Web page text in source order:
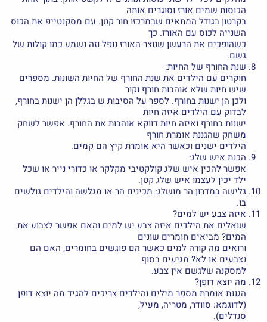
הכוסות שמים אורז וסוגרים אותה
בקרטון בגודל המתאים שבמרכזו חור קטן. עם מסקנטייפ את הכוס
השנייה לכוס עם האורז. כך
כשהופכים את הרעשן שנוצר האורז נופל וזה נשמע כמו קולות של
גשם.
שנת החורף של החיות:
חוקרים עם הילדים את שנת החורף של החיות השונות. מספרים
שיש חיות שלא אוהבות חורף וקור
ולכן הן ישנות בחורף. לספר על הסיבות ש בגללן הן ישנות בחורף,
לבדוק עם הילדים איזה חיות
ישנות בחורף ואיזה חיות דווקא אוהבות את החורף. אפשר לשחק
משחק שהגננת אומרת חורף
הילדים ישנים וכאשר היא אומרת קיץ הם קמים.
הכנת איש שלג:
אפשר להכין איש שלג קולקטיבי מקלקר או כדורי נייר או שכל
ילד יכין לעצמו איש שלג קטן.
גלישה במדרון הר מושלג: מכינים הר או מגלשה והילדים גולשים
בו.
איזה צבע יש למים?
שואלים את הילדים איזה צבע יש למים והאם אפשר לצבוע את
המים? מביאים חומרים שונים
ורואים מה קורה למים כאשר הם פוגשים בחומרים, האם הם
נצבעים או לא? מגיעים בסוף
למסקנה שלגשם אין צבע.
מה יוצא דופן?
הגננת אומרת מספר מילים והילדים צריכים להגיד מה יוצא דופן
(לדוגמא: סוודר, מטריה, מעיל,
סנדלים).